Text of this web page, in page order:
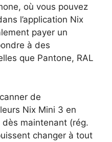
où vous pouvez
l’application Nix
payer un
à des
que Pantone, RAL
de
Nix Mini 3 en
maintenant (rég.
changer à tout